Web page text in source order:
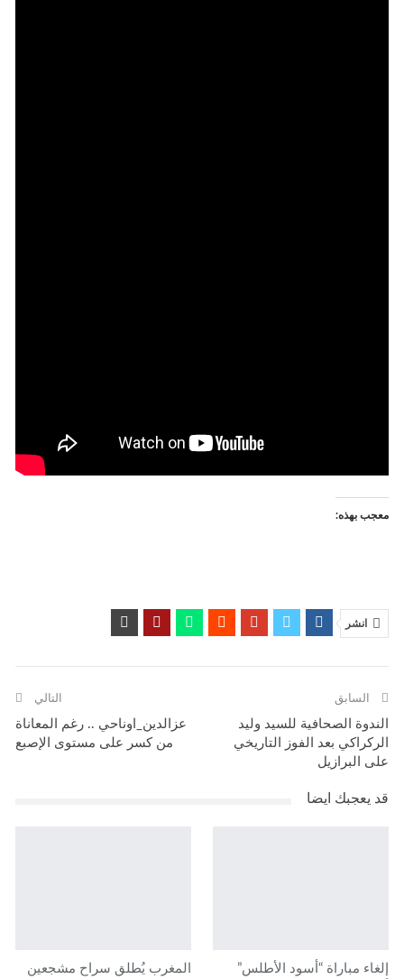
معجب بهذه:
انشر
السابق
الندوة الصحافية للسيد وليد
الركراكي بعد الفوز التاريخي
على البرازيل
التالي
عزالدين_اوناحي .. رغم المعاناة
من كسر على مستوى الإصبع
قد يعجبك ايضا
إلغاء مباراة “أسود الأطلس”
المغرب يُطلق سراح مشجعين